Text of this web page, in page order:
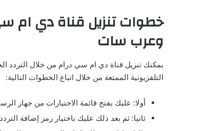
خطوات تنزيل قناة دي ام
وعرب سات
يمكنك تنزيل قناة دي ام سي درام من خلال التردد
التلفزيونية الممتعة من خلال اتباع الخطوات التالية:
أولا: عليك بفتح قائمة الاختيارات من جهاز
ثانيا: ثم بعد ذلك عليك باختيار رمز إضافة